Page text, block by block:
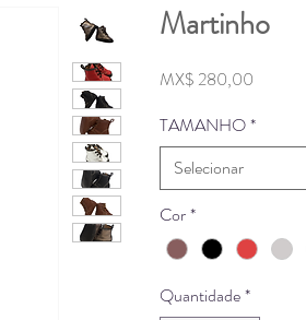
Martinho
MX$ 280,00
TAMANHO*
Selecionar
Cor*
Quantidade*